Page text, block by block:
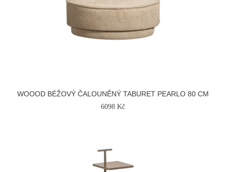
WOOOD BÉŽOVÝ ČALOUNĚNÝ TABURET PEARLO 80 CM
6098 Kč